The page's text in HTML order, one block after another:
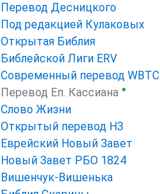
Перевод Десницкого
Под редакцией Кулаковых
Открытая Библия
Библейской Лиги ERV
Cовременный перевод WBTC
Перевод Еп. Кассиана ●
Слово Жизни
Открытый перевод НЗ
Еврейский Новый Завет
Новый Завет РБО 1824
Вишенчук-Вишенька